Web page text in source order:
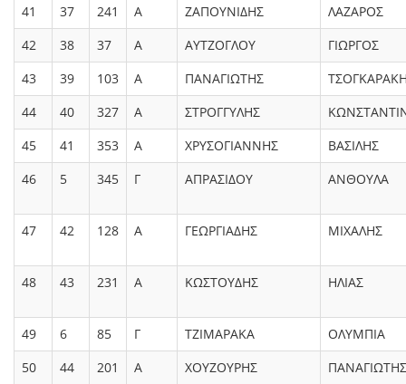
41
37 241 Α ΖΑΠΟΥΝΙΔΗΣ
ΛΑΖΑΡΟΣ
42
38 37 Α ΑΥΤΖΟΓΛΟΥ
ΓΙΩΡΓΟΣ
43
39 103 Α ΠΑΝΑΓΙΩΤΗΣ
44
40 327 Α ΣΤΡΟΓΓΥΛΗΣ
45
41 353 Α ΧΡΥΣΟΓΙΑΝΝΗΣ
ΒΑΣΙΛΗΣ
46
5 345 Γ ΑΠΡΑΣΙΔΟΥ ΑΝΘΟΥΛΑ
47 42 128 Α ΓΕΩΡΓΙΑΔΗΣ ΜΙΧΑΛΗΣ
48 43 231 Α ΚΩΣΤΟΥΔΗΣ ΗΛΙΑΣ
49 6 85 Γ ΤΖΙΜΑΡΑΚΑ
ΟΛΥΜΠΙΑ
50
44 201 Α ΧΟΥΖΟΥΡΗΣ ΠΑΝΑΓΙΩΤΗΣ